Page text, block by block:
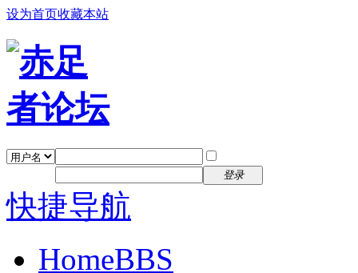
设为首页收藏本站
登录
快捷导航
HomeBBS